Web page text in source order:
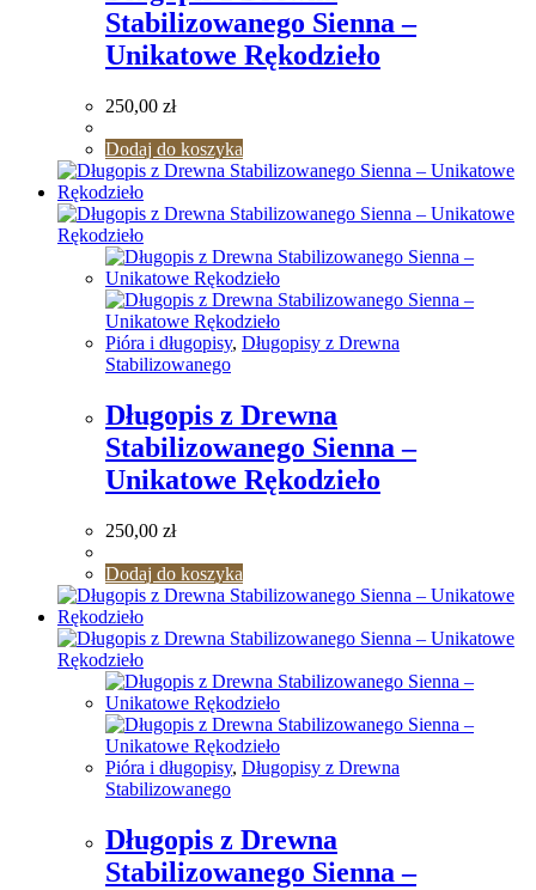
Stabilizowanego Sienna –
Unikatowe Rękodzieło
250,00 zł
Dodaj do koszyka
Pióra i długopisy, Długopisy z Drewna
Stabilizowanego
Długopis z Drewna
Stabilizowanego Sienna –
Unikatowe Rękodzieło
250,00 zł
Dodaj do koszyka
Pióra i długopisy, Długopisy z Drewna
Stabilizowanego
Długopis z Drewna
Stabilizowanego Sienna –